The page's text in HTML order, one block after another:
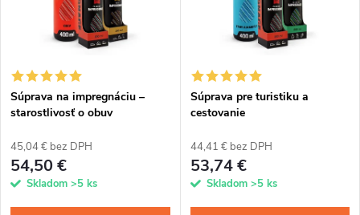
i
e
p
r
s
p
r
Súprava na impregnáciu –
starostlivosť o obuv
45,04 € bez DPH
54,50 €
Skladom >5 ks
Súprava pre turistiku a
cestovanie
44,41 € bez DPH
53,74 €
Skladom >5 ks